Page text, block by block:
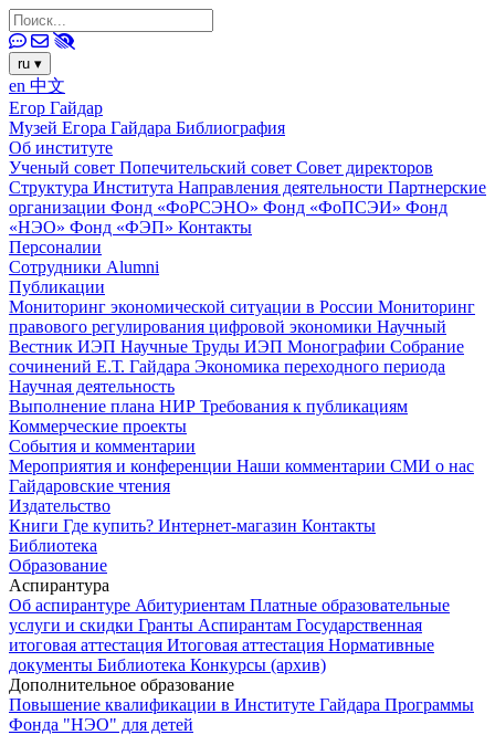
ru ▾
en 中文
Егор Гайдар
Музей Егора Гайдара Библиография
Об институте
Ученый совет Попечительский совет Совет директоров
Структура Института Направления деятельности Партнерские
организации Фонд «ФоРСЭНО» Фонд «ФоПСЭИ» Фонд
«НЭО» Фонд «ФЭП» Контакты
Персоналии
Сотрудники Alumni
Публикации
Мониторинг экономической ситуации в России Мониторинг
правового регулирования цифровой экономики Научный
Вестник ИЭП Научные Труды ИЭП Монографии Собрание
сочинений Е.Т. Гайдара Экономика переходного периода
Научная деятельность
Выполнение плана НИР Требования к публикациям
Коммерческие проекты
События и комментарии
Мероприятия и конференции Наши комментарии СМИ о нас
Гайдаровские чтения
Издательство
Книги Где купить? Интернет-магазин Контакты
Библиотека
Образование
Аспирантура
Об аспирантуре Абитуриентам Платные образовательные
услуги и скидки Гранты Аспирантам Государственная
итоговая аттестация Итоговая аттестация Нормативные
документы Библиотека Конкурсы (архив)
Дополнительное образование
Повышение квалификации в Институте Гайдара Программы
Фонда "НЭО" для детей